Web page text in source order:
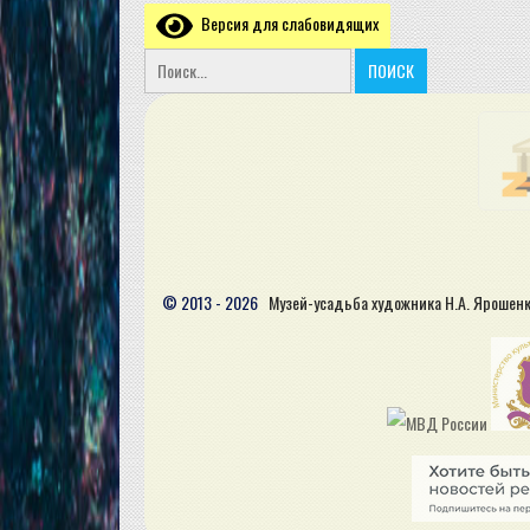
Версия для слабовидящих
© 2013 - 2026 Музей-усадьба художника Н.А.